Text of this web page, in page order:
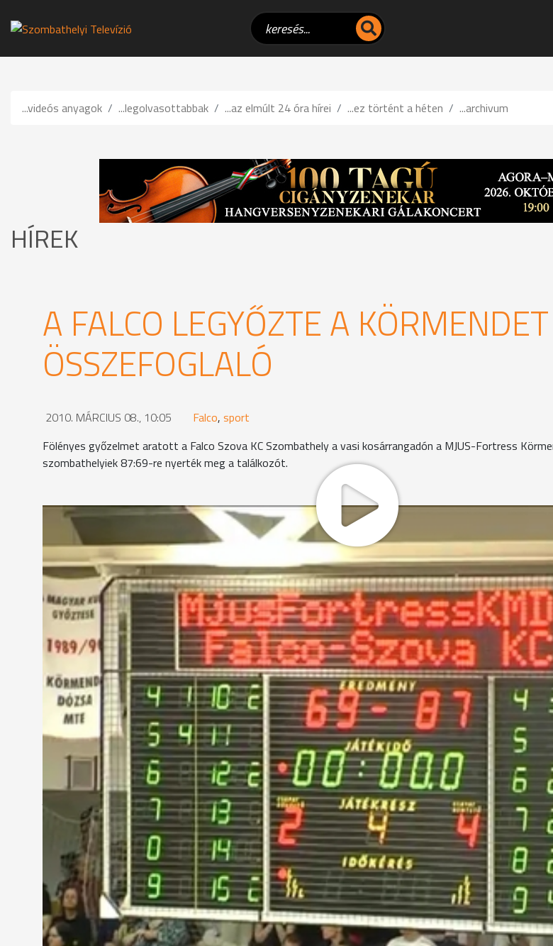
...videós anyagok ...legolvasottabbak ...az elmúlt 24 óra hírei ...ez történt a héten ...archivum
HÍREK
A FALCO LEGYŐZTE A
ÖSSZEFOGLALÓ
2010. MÁRCIUS 08., 10:05 Falco, sport
Fölényes győzelmet aratott a Falco Szova KC Szombathely a vasi kosárrangadón a MJUS-Fortress
szombathelyiek 87:69-re nyerték meg a találkozót.
A szokásos teltház, de sokkal nyugodtabb légkör várta a lelátókon a vasi rangadót Körmenden.
sportszerű légkör jellemezte az egész találkozót a pályán és a lelátókon egyaránt. Sabáli
rendelkezésére állt a hazai csapatból, a Falcóból viszont hiányzott a hétközi edzésen
szenvedett Szanati Mátyás.
A feldobás után félelmetes tempóban kezdett a körmendi gárda. Hiába kért időt Nikola Lazic,
védekezésben nem következett be lényeges javulás, amely azt eredményezte, hogy az első
előnyt szerzett a Körmend.
A második negyedben mintha kicserélték volna a két együttest, mert egyre csökkent a
Frazier, Wilson és Borszéki tripláinak köszönhetően 3 perccel a nagyszünet előtt először
csapat csupán 10 pontig jutott ebben a negyedben, a sárga-feketék viszont 32 pontot
gyűrűjébe.
A mérkőzés képe a későbbiekben sem változott, egyre nagyobb előnyt szereztek a
zónázás rossz fegyvernek bizonyult, mert ezen a napon rendkívül jól dobott távolról a Falco,
jegyzőkönyv.
Megérdemelt, 18 pontos különbséggel, 87-69-re győztek a sárga-feketék. Ezt a különbséget
tulajdonították a Falco drukkerek, akik a sportszerű körmendi társaikkal együtt emlékeztek a
percében Horváth Zoltánra. Ezzel a bravúrral továbbra is őrzik helyüket a nyolc között a
szombaton a Sopron ellen az Arena Savariában.